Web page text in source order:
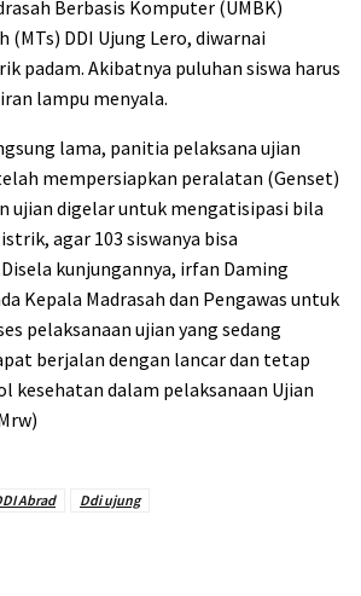
Berbasis Komputer (UMBK)
(MTs) DDI Ujung Lero, diwarnai
padam. Akibatnya puluhan siswa harus
lampu menyala.
lama, panitia pelaksana ujian
mempersiapkan peralatan (Genset)
ujian digelar untuk mengatisipasi bila
agar 103 siswanya bisa
kunjungannya, irfan Daming
Kepala Madrasah dan Pengawas untuk
pelaksanaan ujian yang sedang
berjalan dengan lancar dan tetap
kesehatan dalam pelaksanaan Ujian
Abrad Ddi ujung